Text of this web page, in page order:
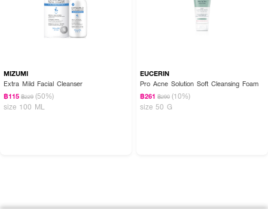
MIZUMI
Extra Mild Facial Cleanser
฿115 ฿229 (50%)
size 100 ML
EUCERIN
Pro Acne Solution Soft Cleansing Foam
฿261 ฿290 (10%)
size 50 G